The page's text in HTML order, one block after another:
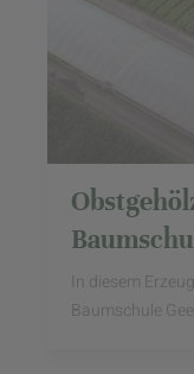
In diesem
Baumschule